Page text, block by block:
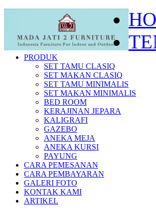
PRODUK
SET TAMU CLASIQ
SET MAKAN CLASIQ
SET TAMU MINIMALIS
SET MAKAN MINIMALIS
BED ROOM
KERAJINAN JEPARA
KALIGRAFI
GAZEBO
ANEKA MEJA
ANEKA KURSI
PAYUNG
CARA PEMESANAN
CARA PEMBAYARAN
GALERI FOTO
KONTAK KAMI
ARTIKEL